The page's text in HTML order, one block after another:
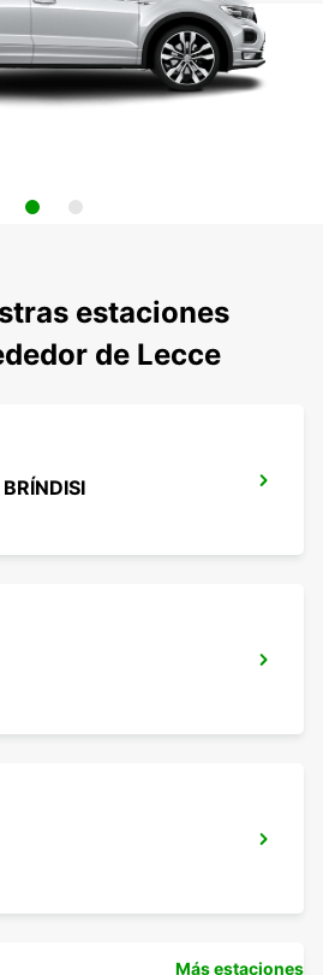
estaciones
de Lecce
Más estaciones